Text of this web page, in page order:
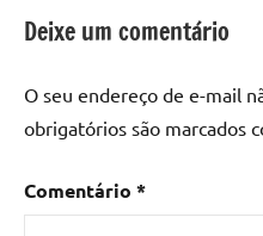
Deixe um comentário
O seu endereço de e-mail
obrigatórios são marcados
Comentário *